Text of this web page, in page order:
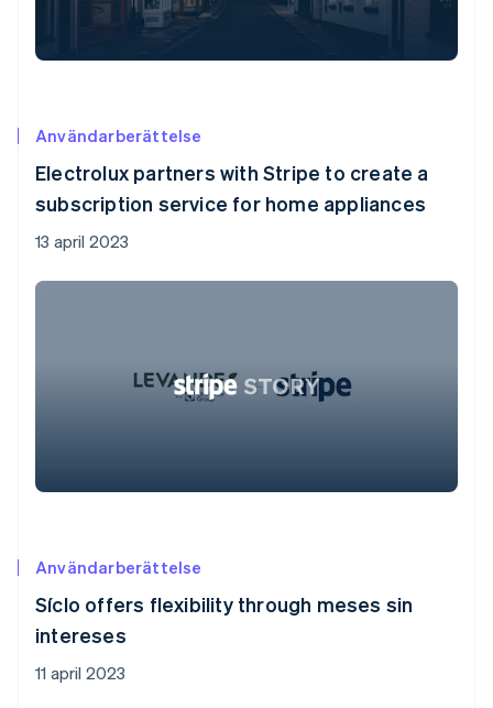
Användarberättelse
Electrolux partners with Stripe to create a
subscription service for home appliances
13 april 2023
Användarberättelse
Síclo offers flexibility through meses sin
intereses
11 april 2023